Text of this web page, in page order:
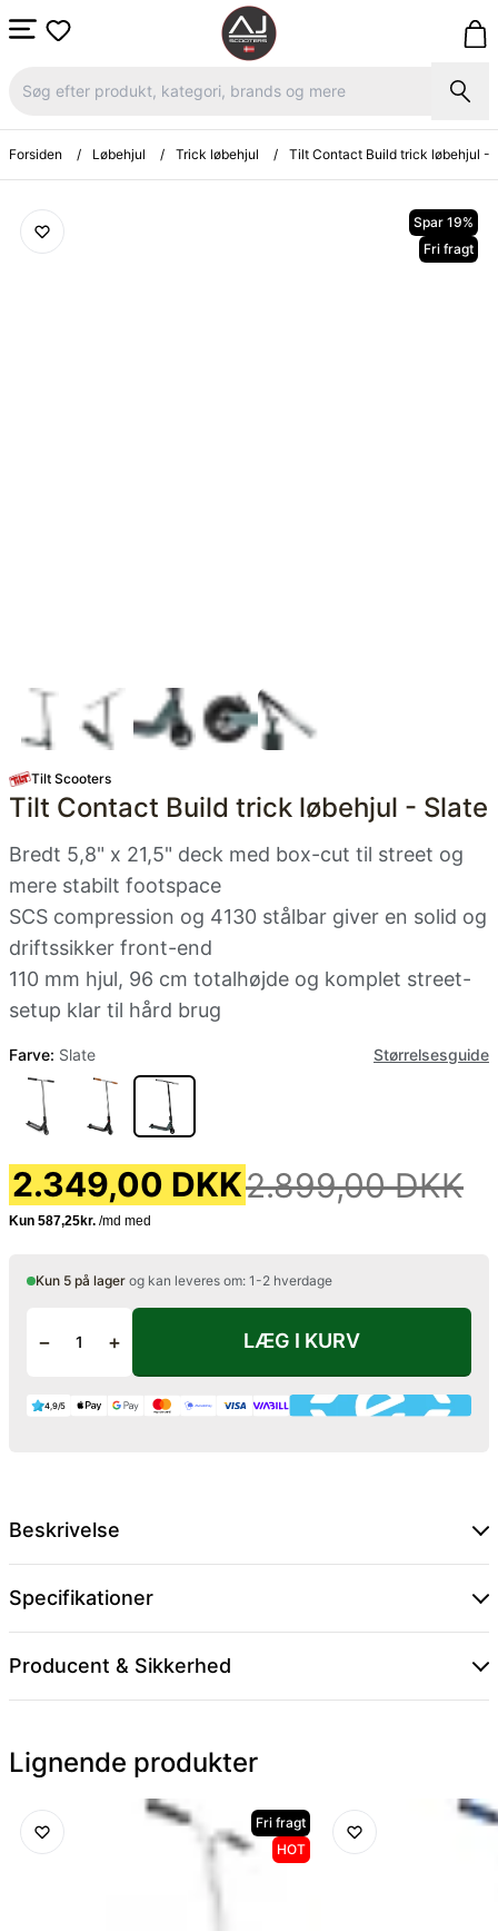
Forsiden / Løbehjul / Trick løbehjul / Tilt Contact Build trick løbehjul -
Spar 19%
Fri fragt
Tilt Scooters
Tilt Contact Build trick løbehjul - Slate
Bredt 5,8" x 21,5" deck med box-cut til street og
mere stabilt footspace
SCS compression og 4130 stålbar giver en solid og
driftssikker front-end
110 mm hjul, 96 cm totalhøjde og komplet street-
setup klar til hård brug
Farve: Slate Størrelsesguide
2.349,00 DKK2.899,00 DKK
Kun 5 på lager og kan leveres om: 1-2 hverdage
− + LÆG I KURV
4,9/5
Beskrivelse
Specifikationer
Producent & Sikkerhed
Lignende produkter
Fri fragt
HOT